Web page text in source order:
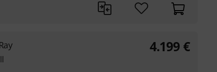
4.199 €